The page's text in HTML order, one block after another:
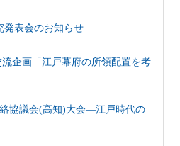
発表会のお知らせ
企画「江戸幕府の所領配置を考
協議会(高知)大会―江戸時代の